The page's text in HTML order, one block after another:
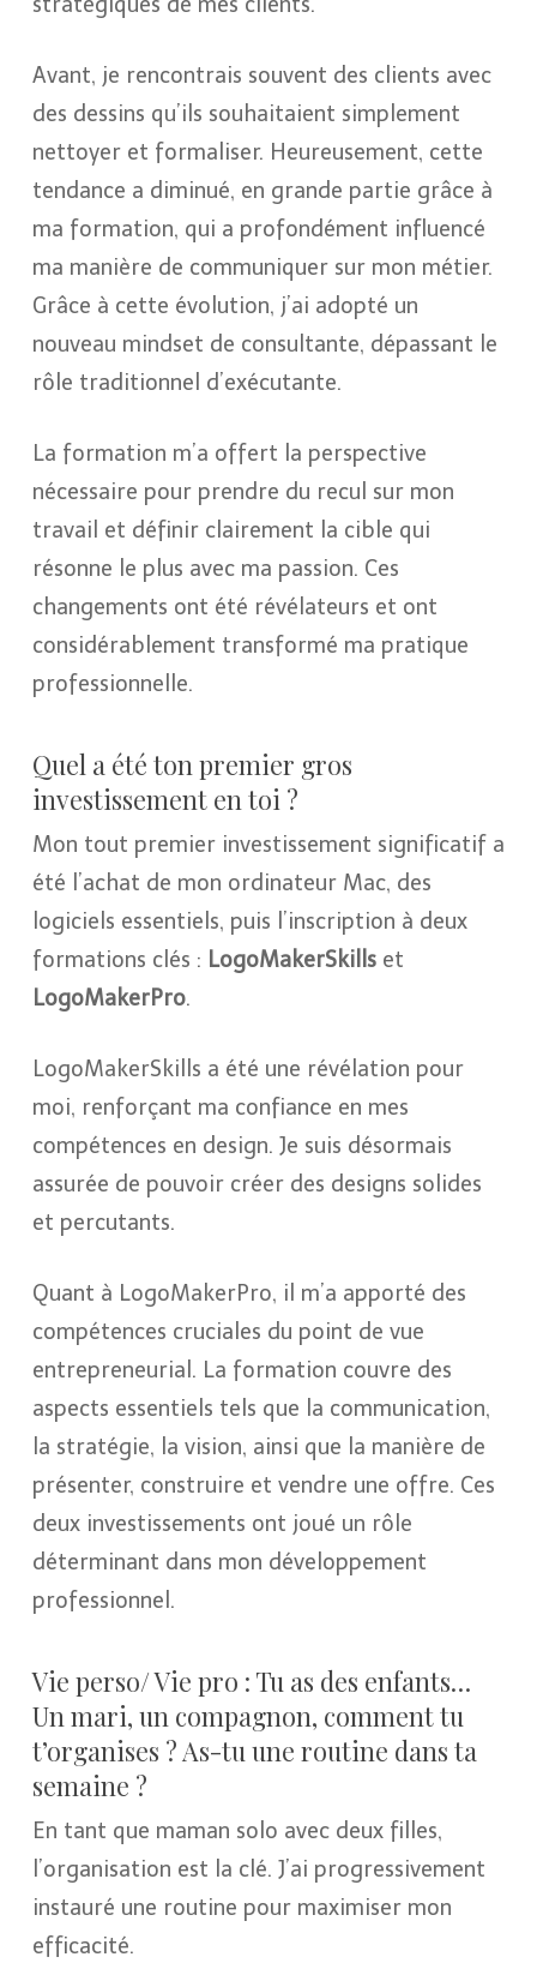
Avant, je rencontrais souvent des clients avec
des dessins qu’ils souhaitaient simplement
nettoyer et formaliser. Heureusement, cette
tendance a diminué, en grande partie grâce à
ma formation, qui a profondément influencé
ma manière de communiquer sur mon métier.
Grâce à cette évolution, j’ai adopté un
nouveau mindset de consultante, dépassant le
rôle traditionnel d’exécutante.
La formation m’a offert la perspective
nécessaire pour prendre du recul sur mon
travail et définir clairement la cible qui
résonne le plus avec ma passion. Ces
changements ont été révélateurs et ont
considérablement transformé ma pratique
professionnelle.
Quel a été ton premier gros
investissement en toi ?
Mon tout premier investissement significatif a
été l’achat de mon ordinateur Mac, des
logiciels essentiels, puis l’inscription à deux
formations clés : LogoMakerSkillset
LogoMakerPro.
LogoMakerSkills a été une révélation pour
moi, renforçant ma confiance en mes
compétences en design. Je suis désormais
assurée de pouvoir créer des designs solides
et percutants.
Quant à LogoMakerPro, il m’a apporté des
compétences cruciales du point de vue
entrepreneurial. La formation couvre des
aspects essentiels tels que la communication,
la stratégie, la vision, ainsi que la manière de
présenter, construire et vendre une offre. Ces
deux investissements ont joué un rôle
déterminant dans mon développement
professionnel.
Vie perso/ Vie pro : Tu as des enfants…
Un mari, un compagnon, comment tu
t’organises ? As-tu une routine dans ta
semaine ?
En tant que maman solo avec deux filles,
l’organisation est la clé. J’ai progressivement
instauré une routine pour maximiser mon
efficacité.